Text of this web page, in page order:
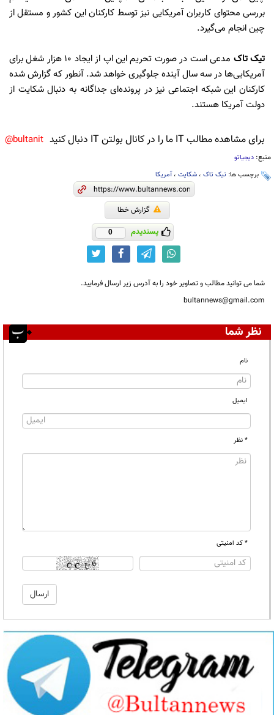
بررسی محتوای کاربران آمریکایی نیز توسط کارکنان این کشور و مستقل از
چین انجام می‌گیرد.
تیک تاک
مدعی است در صورت تحریم این اپ از ایجاد ۱۰ هزار شغل برای
آمریکایی‌ها در سه سال آینده جلوگیری خواهد شد. آنطور که گزارش شده
کارکنان این شبکه اجتماعی نیز در پرونده‌ای جداگانه به دنبال شکایت از
دولت آمریکا هستند.
برای مشاهده مطالب IT ما را در کانال بولتن IT دنبال کنید bultanit@
منبع: دیجیاتو
برچسب ها: تیک تاک ، شکایت ،آمریکا
گزارش خطا
پسندیدم 0
شما می توانید مطالب و تصاویر خود را به آدرس زیر ارسال فرمایید.
bultannews@gmail.com
نظر شما
نام
ایمیل
* نظر
* کد امنیتی